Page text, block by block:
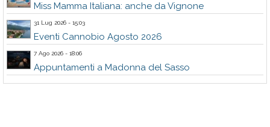
Miss Mamma Italiana: anche da Vignone
31 Lug 2026 - 15:03
Eventi Cannobio Agosto 2026
7 Ago 2026 - 18:06
Appuntamenti a Madonna del Sasso